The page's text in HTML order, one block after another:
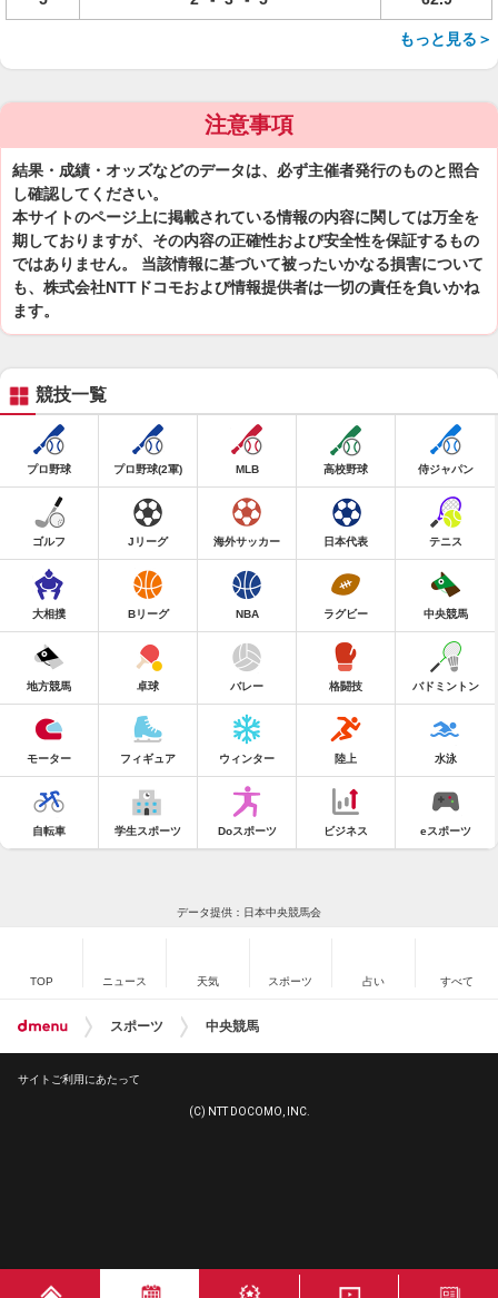
もっと見る＞
注意事項
結果・成績・オッズなどのデータは、必ず主催者発行のものと照合
し確認してください。
本サイトのページ上に掲載されている情報の内容に関しては万全を
期しておりますが、その内容の正確性および安全性を保証するもの
ではありません。 当該情報に基づいて被ったいかなる損害について
も、株式会社NTTドコモおよび情報提供者は一切の責任を負いかね
ます。
競技一覧
プロ野球 プロ野球(2軍) MLB 高校野球 侍ジャパン
ゴルフ Jリーグ 海外サッカー 日本代表 テニス
大相撲 Bリーグ NBA ラグビー 中央競馬
地方競馬 卓球 バレー 格闘技 バドミントン
モーター フィギュア ウィンター 陸上 水泳
自転車 学生スポーツ Doスポーツ ビジネス eスポーツ
データ提供：日本中央競馬会
TOP ニュース 天気 スポーツ 占い すべて
スポーツ 中央競馬
サイトご利用にあたって
(C) NTT DOCOMO, INC.